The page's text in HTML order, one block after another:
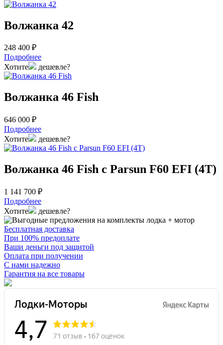
Волжанка 42
248 400 ₽
Подробнее
Хотите
дешевле?
Волжанка 46 Fish
646 000 ₽
Подробнее
Хотите
дешевле?
Волжанка 46 Fish с Parsun F60 EFI (4T)
1 141 700 ₽
Подробнее
Хотите
дешевле?
Бесплатная доставка
При 100% предоплате
Ваши деньги под защитой
Оплата при получении
С нами надежно
Гарантия на все товары